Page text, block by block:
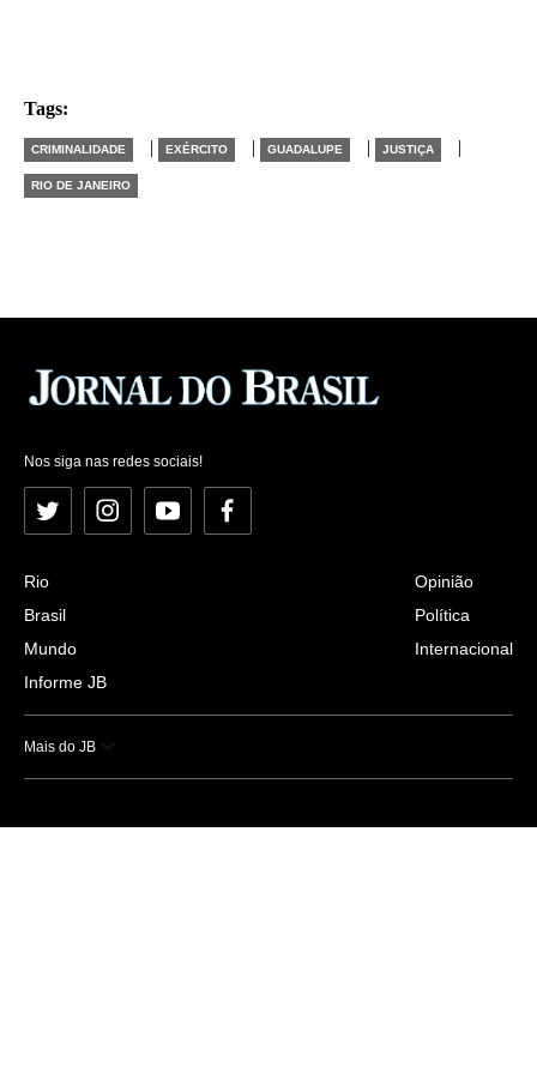
Tags:
CRIMINALIDADE | EXÉRCITO | GUADALUPE | JUSTIÇA |
RIO DE JANEIRO
Nos siga nas redes sociais!
Twitter InstagramYouTubeFacebook
Rio
Brasil
Mundo
Informe JB
Opinião
Política
Internacional
Mais do JB
Esportes